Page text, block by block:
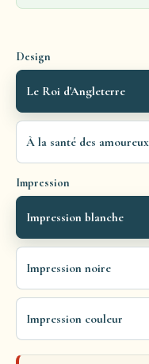
Design
Le Roi d'Angleterre
À la santé des amoureux
Impression
Impression blanche
Impression noire
Impression couleur